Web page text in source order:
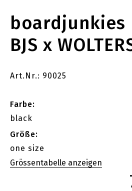
boardjunkies
BJS x
Art.Nr.: 90025
Farbe:
black
Größe:
one size